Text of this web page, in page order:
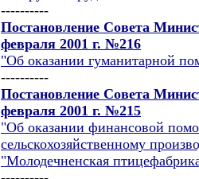
----------
Постановление Совета
февраля 2001 г. №216
"Об оказании гуманитарной
----------
Постановление Совета
февраля 2001 г. №215
"Об оказании финансовой
сельскохозяйственному
"Молодечненская